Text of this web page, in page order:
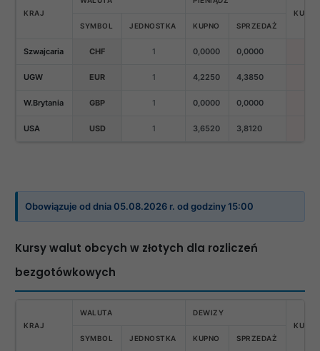
KRAJ
KURS
SYMBOL
JEDNOSTKA KUPNO SPRZEDAŻ
Szwajcaria CHF 1 0,0000 0,0000
UGW EUR 1 4,2250 4,3850
W.Brytania GBP 1 0,0000 0,0000
USA USD 1 3,6520 3,8120
Obowiązuje od dnia 05.08.2026 r. od godziny 15:00
Kursy walut obcych w złotych dla rozliczeń
bezgotówkowych
KRAJ
WALUTA
DEWIZY
KURS
SYMBOL
JEDNOSTKA KUPNO SPRZEDAŻ